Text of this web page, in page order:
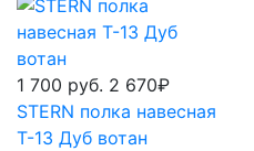
1 700 руб. 2 670₽
STERN полка навесная
Т-13 Дуб вотан